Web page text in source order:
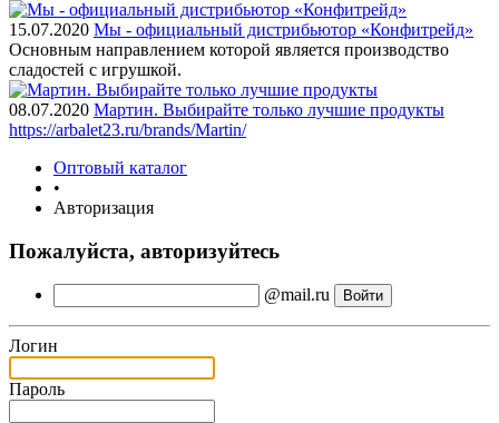
15.07.2020 Мы - официальный дистрибьютор «Конфитрейд»
Основным направлением которой является производство
сладостей с игрушкой.
08.07.2020 Мартин. Выбирайте только лучшие продукты
https://arbalet23.ru/brands/Martin/
Оптовый каталог
•
Авторизация
Пожалуйста, авторизуйтесь
@mail.ru
Логин
Пароль